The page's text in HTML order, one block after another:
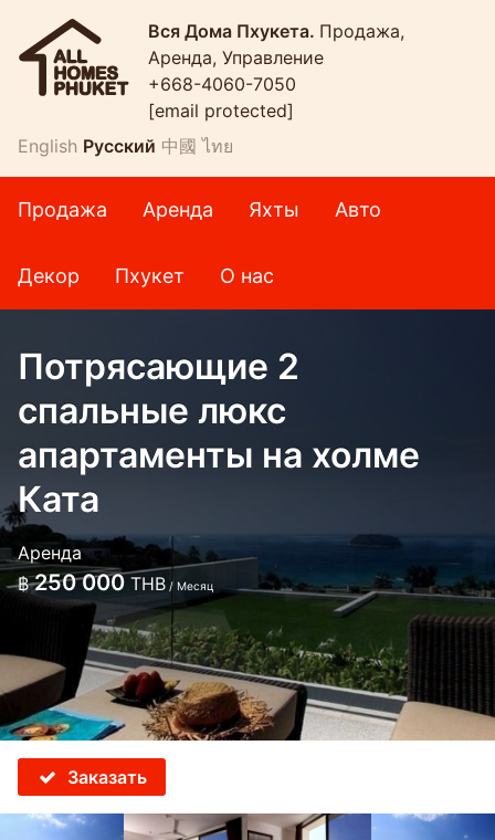
Вся Дома Пхукета. Продажа,
Аренда, Управление
+668-4060-7050
[email protected]
English Русский 中國 ไทย
Продажа Аренда Яхты Авто
Декор Пхукет О нас
Потрясающие 2
спальные люкс
апартаменты на холме
Ката
Аренда
฿ 250 000THB / Месяц
Заказать